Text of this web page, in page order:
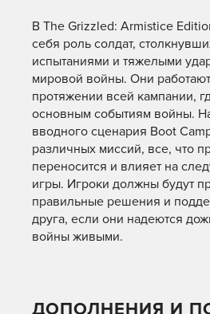
В The Grizzled: Armistice
себя роль солдат,
испытаниями и тяжелыми
мировой войны. Они
протяжении всей кампании,
основным событиям войны.
вводного сценария Boot
различных миссий, все, что
переносится и влияет на
игры. Игроки должны будут
правильные решения и
друга, если они надеются
войны живыми.
ДОПОЛНЕНИЯ И